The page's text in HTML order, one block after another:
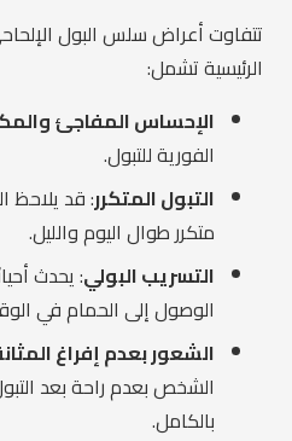
تتفاوت أعراض سلس البول
الرئيسية تشمل:
الإحساس المفاجئ
الفورية للتبول.
التبول المتكرر: قد يلاحظ
متكرر طوال اليوم والليل.
التسريب البولي: يحدث
الوصول إلى الحمام في
الشعور بعدم إفراغ
الشخص بعدم راحة بعد
بالكامل.